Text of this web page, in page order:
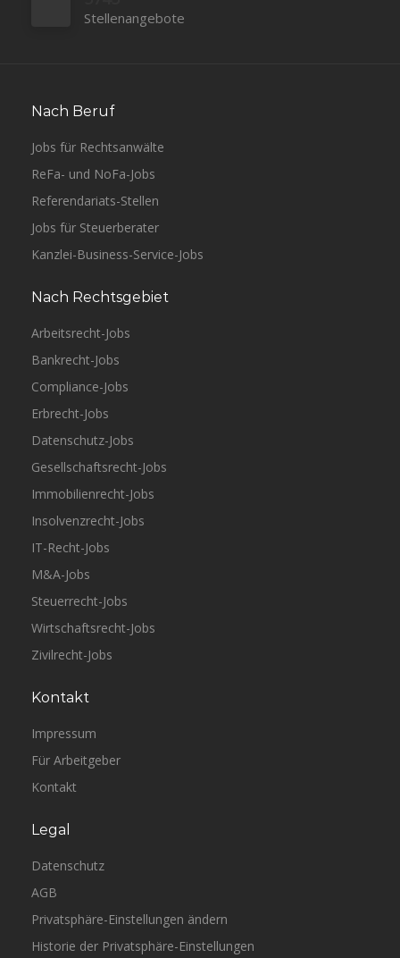
Stellenangebote
Nach Beruf
Jobs für Rechtsanwälte
ReFa- und NoFa-Jobs
Referendariats-Stellen
Jobs für Steuerberater
Kanzlei-Business-Service-Jobs
Nach Rechtsgebiet
Arbeitsrecht-Jobs
Bankrecht-Jobs
Compliance-Jobs
Erbrecht-Jobs
Datenschutz-Jobs
Gesellschaftsrecht-Jobs
Immobilienrecht-Jobs
Insolvenzrecht-Jobs
IT-Recht-Jobs
M&A-Jobs
Steuerrecht-Jobs
Wirtschaftsrecht-Jobs
Zivilrecht-Jobs
Kontakt
Impressum
Für Arbeitgeber
Kontakt
Legal
Datenschutz
AGB
Privatsphäre-Einstellungen ändern
Historie der Privatsphäre-Einstellungen